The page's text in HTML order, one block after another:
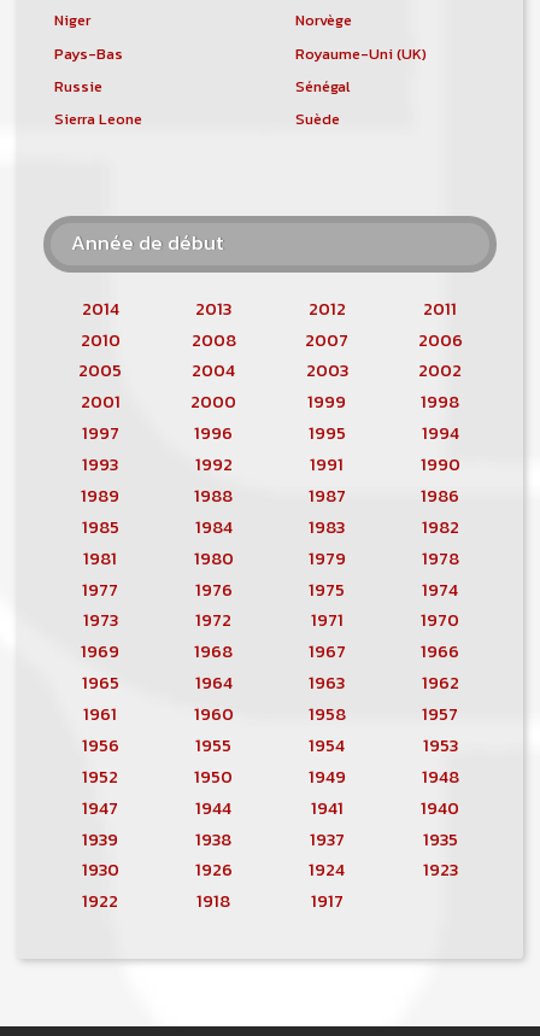
Niger
Norvège
Pays-Bas
Royaume-Uni (UK)
Russie
Sénégal
Sierra Leone
Suède
Année de début
2014 2013 2012
2011
2010
2008 2007
2006
2005
2004 2003
2002
2001
2000 1999
1998
1997
1996 1995
1994
1993
1992 1991
1990
1989
1988 1987
1986
1985
1984 1983
1982
1981
1980 1979
1978
1977
1976 1975
1974
1973
1972 1971
1970
1969
1968 1967
1966
1965
1964 1963
1962
1961
1960 1958
1957
1956
1955 1954
1953
1952
1950 1949
1948
1947
1944 1941
1940
1939
1938 1937
1935
1930
1926 1924
1923
1922
1918 1917